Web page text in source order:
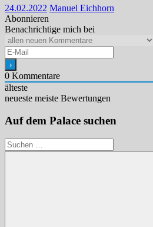
24.02.2022 Manuel Eichhorn
Abonnieren
Benachrichtige mich bei
0 Kommentare
älteste
neueste meiste Bewertungen
Auf dem Palace suchen
Suchen
nach: